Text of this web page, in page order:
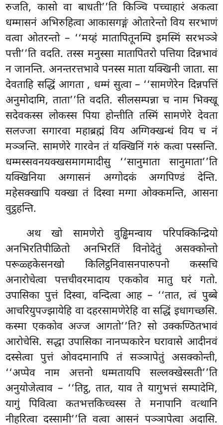
रुजति, कासो वा बाधती’’ति किञ्चि पच्चाहारं अकत्वा
धम्मासनं अभिरुहित्वा आकासगङ्गं ओतारेन्तो विय सरभाणं
वत्वा ओतरन्तो – ‘‘मय्हं मातापितूनम्पि इमस्मिं सरभञ्ञे
पत्ती’’ति वदति. तस्स मनुस्सा मातापितरो पत्तिया दिन्नभावं
न जानन्ति. अनन्तरत्तभावे पनस्स माता यक्खिनी जाता. सा
देवताहि सद्धिं आगता , धम्मं सुत्वा – ‘‘सामणेरेन दिन्नपत्तिं
अनुमोदामि, ताता’’ति वदति. सीलसम्पन्ना च नाम भिक्खू
सदेवकस्स लोकस्स पिया होन्तीति तस्मिं सामणेरे देवता
सलज्जा सगारवा महाब्रह्मं विय अग्गिक्खन्धं विय च नं
मञ्ञन्ति. सामणेरे गारवेन तं यक्खिनिं गरुं कत्वा पस्सन्ति.
धम्मस्सवनयक्खसमागमादीसु ‘‘सानुमाता सानुमाता’’ति
यक्खिनिया अग्गासनं अग्गोदकं अग्गपिण्डं देन्ति.
महेसक्खापि यक्खा तं दिस्वा मग्गा ओक्कमन्ति, आसना
वुट्ठहन्ति.
अथ खो सामणेरो वुड्ढिमन्वाय परिपक्किन्द्रियो
अनभिरतिपीळितो अनभिरतिं विनोदेतुं असक्कोन्तो
परूळ्हकेसनखो किलिट्ठनिवासनपारुपनो कस्सचि
अनारोचेत्वा पत्तचीवरमादाय एककोव मातु घरं गतो.
उपासिका पुत्तं दिस्वा, वन्दित्वा आह – ‘‘तात, त्वं पुब्बे
आचरियुपज्झायेहि वा दहरसामणेरेहि वा सद्धिं इधागच्छसि.
कस्मा एककोव अज्ज आगतो’’ति? सो उक्कण्ठितभावं
आरोचेसि. सद्धा उपासिका नानप्पकारेन घरावासे आदीनवं
दस्सेत्वा पुत्तं ओवदमानापि तं सञ्ञापेतुं असक्कोन्ती,
‘‘अप्पेव नाम अत्तनो धम्मतायपि सल्लक्खेस्सती’’ति
अनुयोजेत्वाव – ‘‘तिट्ठ, तात, याव ते यागुभत्तं सम्पादेमि,
यागुं पिवित्वा कतभत्तकिच्चस्स ते मनापानि वत्थानि
नीहरित्वा दस्सामी’’ति वत्वा आसनं पञ्ञापेत्वा अदासि.